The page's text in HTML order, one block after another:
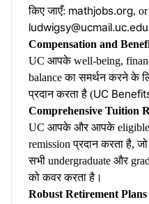
किए जाएँ: mathjobs.org,
ludwigsy@ucmail.uc.edu
Compensation and
UC आपके well-being,
balance का समर्थन करने के
प्रदान करता है (UC
Comprehensive Tuition
UC आपके और आपके eligible
remission प्रदान करता है,
सभी undergraduate और
को कवर करता है।
Robust Retirement Plans